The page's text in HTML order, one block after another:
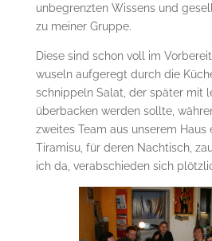
unbegrenzten Wissens und
zu meiner Gruppe.
Diese sind schon voll im
wuseln aufgeregt durch die
schnippeln Salat, der später mit
überbacken werden sollte,
zweites Team aus unserem Haus
Tiramisu, für deren Nachtisch,
ich da, verabschieden sich